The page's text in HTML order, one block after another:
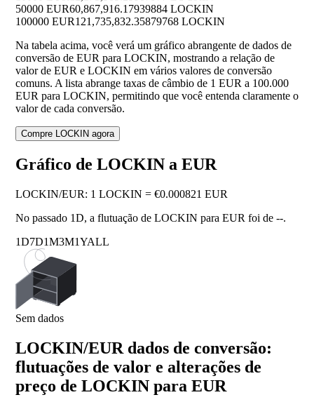
50000 EUR60,867,916.17939884 LOCKIN
100000 EUR121,735,832.35879768 LOCKIN
Na tabela acima, você verá um gráfico abrangente de dados de
conversão de EUR para LOCKIN, mostrando a relação de
valor de EUR e LOCKIN em vários valores de conversão
comuns. A lista abrange taxas de câmbio de 1 EUR a 100.000
EUR para LOCKIN, permitindo que você entenda claramente o
valor de cada conversão.
Compre LOCKIN agora
Gráfico de LOCKIN a EUR
LOCKIN/EUR: 1 LOCKIN = €0.000821 EUR
No passado 1D, a flutuação de LOCKIN para EUR foi de --.
1D7D1M3M1YALL
Sem dados
LOCKIN/EUR dados de conversão:
flutuações de valor e alterações de
preço de LOCKIN para EUR